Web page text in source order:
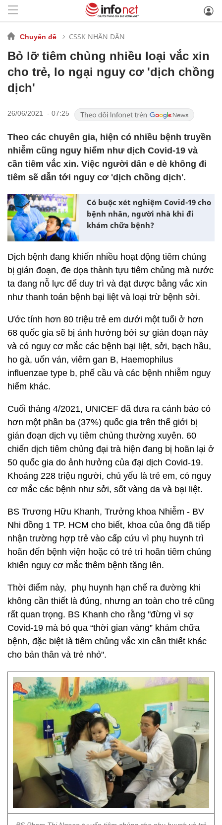
Chuyên đề CSSK NHÂN DÂN
Bỏ lỡ tiêm chủng nhiều loại vắc xin
cho trẻ, lo ngại nguy cơ 'dịch chồng
dịch'
26/06/2021 - 07:25
Theo các chuyên gia, hiện có nhiều bệnh truyền
nhiễm cũng nguy hiểm như dịch Covid-19 và
cần tiêm vắc xin. Việc người dân e dè không đi
tiêm sẽ dẫn tới nguy cơ 'dịch chồng dịch'.
Có buộc xét nghiệm Covid-19 cho
bệnh nhân, người nhà khi đi
khám chữa bệnh?
Dịch bệnh đang khiến nhiều hoạt động tiêm chủng
bị gián đoạn, đe dọa thành tựu tiêm chủng mà nước
ta đang nỗ lực để duy trì và đạt được bằng vắc xin
như thanh toán bệnh bại liệt và loại trừ bệnh sởi.
Ước tính hơn 80 triệu trẻ em dưới một tuổi ở hơn
68 quốc gia sẽ bị ảnh hưởng bởi sự gián đoạn này
và có nguy cơ mắc các bệnh bại liệt, sởi, bạch hầu,
ho gà, uốn ván, viêm gan B, Haemophilus
influenzae type b, phế cầu và các bệnh nhiễm nguy
hiểm khác.
Cuối tháng 4/2021, UNICEF đã đưa ra cảnh báo có
hơn một phần ba (37%) quốc gia trên thế giới bị
gián đoạn dịch vụ tiêm chủng thường xuyên. 60
chiến dịch tiêm chủng đại trà hiện đang bị hoãn lại ở
50 quốc gia do ảnh hưởng của đại dịch Covid-19.
Khoảng 228 triệu người, chủ yếu là trẻ em, có nguy
cơ mắc các bệnh như sởi, sốt vàng da và bại liệt.
BS Trương Hữu Khanh, Trưởng khoa Nhiễm - BV
Nhi đồng 1 TP. HCM cho biết, khoa của ông đã tiếp
nhận trường hợp trẻ vào cấp cứu vì phụ huynh trì
hoãn đến bệnh viện hoặc có trẻ trì hoãn tiêm chủng
khiến nguy cơ mắc thêm bệnh tăng lên.
Thời điểm này, phụ huynh hạn chế ra đường khi
không cần thiết là đúng, nhưng an toàn cho trẻ cũng
rất quan trọng. BS Khanh cho rằng "đừng vì sợ
Covid-19 mà bỏ qua “thời gian vàng” khám chữa
bệnh, đặc biệt là tiêm chủng vắc xin cần thiết khác
cho bản thân và trẻ nhỏ".